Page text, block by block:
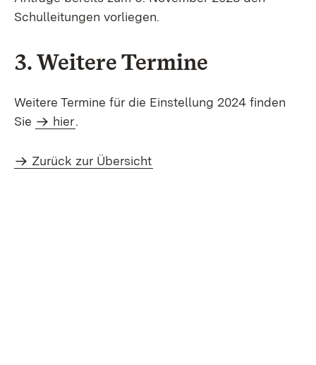
Schulleitungen vorliegen.
3. Weitere Termine
Weitere Termine für die Einstellung 2024 finden
Sie
hier.
Zurück zur Übersicht